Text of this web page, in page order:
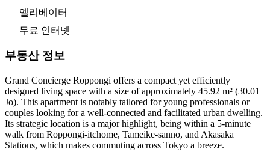
엘리베이터
무료 인터넷
부동산 정보
Grand Concierge Roppongi offers a compact yet efficiently
designed living space with a size of approximately 45.92 m² (30.01
Jo). This apartment is notably tailored for young professionals or
couples looking for a well-connected and facilitated urban dwelling.
Its strategic location is a major highlight, being within a 5-minute
walk from Roppongi-itchome, Tameike-sanno, and Akasaka
Stations, which makes commuting across Tokyo a breeze.